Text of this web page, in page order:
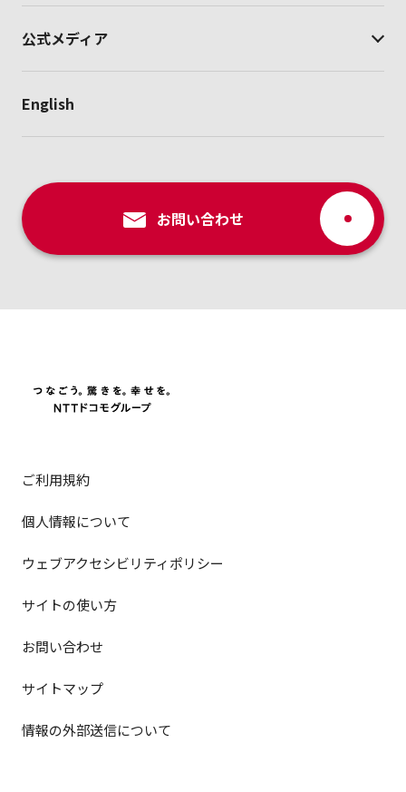
公式メディア
English
お問い合わせ
ご利用規約
個人情報について
ウェブアクセシビリティポリシー
サイトの使い方
お問い合わせ
サイトマップ
情報の外部送信について